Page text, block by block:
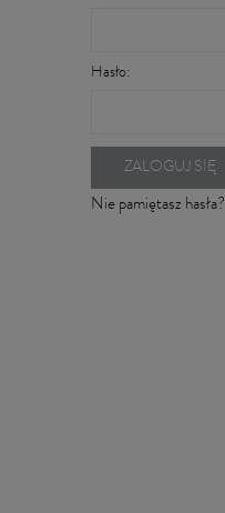
Hasło:
ZALOGUJ SIĘ
Nie pamiętasz hasła?